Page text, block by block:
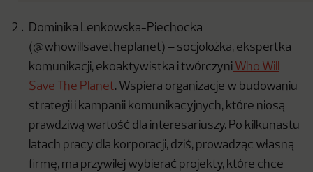
Dominika Lenkowska-Piechocka
(@whowillsavetheplanet) – socjolożka, ekspertka
komunikacji, ekoaktywistka i twórczyni Who Will
Save The Planet. Wspiera organizacje w budowaniu
strategii i kampanii komunikacyjnych, które niosą
prawdziwą wartość dla interesariuszy. Po kilkunastu
latach pracy dla korporacji, dziś, prowadząc własną
firmę, ma przywilej wybierać projekty, które chce